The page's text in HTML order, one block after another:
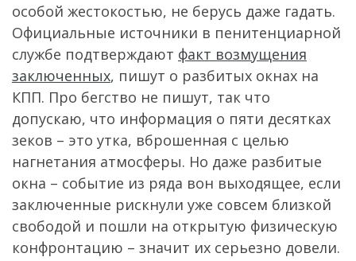
особой жестокостью, не берусь даже гадать.
Официальные источники в пенитенциарной
службе подтверждают факт возмущения
заключенных, пишут о разбитых окнах на
КПП. Про бегство не пишут, так что
допускаю, что информация о пяти десятках
зеков – это утка, вброшенная с целью
нагнетания атмосферы. Но даже разбитые
окна – событие из ряда вон выходящее, если
заключенные рискнули уже совсем близкой
свободой и пошли на открытую физическую
конфронтацию – значит их серьезно довели.